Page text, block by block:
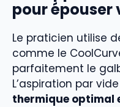
pour épouser
Le praticien utilise
comme le
parfaitement le
L’aspiration par
thermique optimal